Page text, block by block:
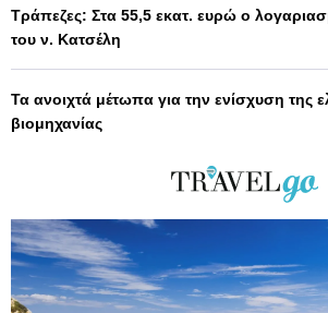
Τράπεζες: Στα 55,5 εκατ. ευρώ ο
του ν. Κατσέλη
Τα ανοιχτά μέτωπα για την ενίσχυση της
βιομηχανίας